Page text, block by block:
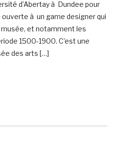
d’Abertay à Dundee pour
à un game designer qui
musée, et notamment les
1500-1900. C’est une
des arts […]